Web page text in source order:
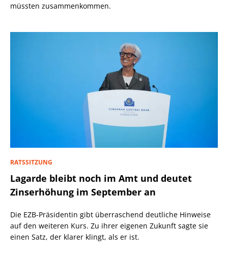
müssten zusammenkommen.
RATSSITZUNG
Lagarde bleibt noch im Amt und deutet
Zinserhöhung im September an
Die EZB-Präsidentin gibt überraschend deutliche Hinweise
auf den weiteren Kurs. Zu ihrer eigenen Zukunft sagte sie
einen Satz, der klarer klingt, als er ist.